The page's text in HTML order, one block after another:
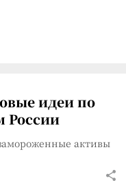
идеи по
России
активы